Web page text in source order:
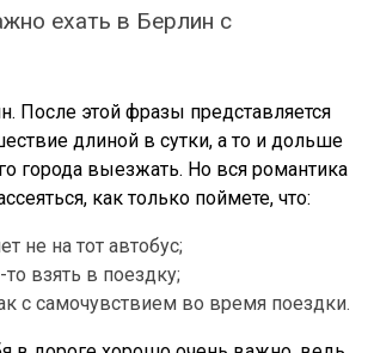
ехать в Берлин с
После этой фразы представляется
длиной в сутки, а то и дольше
города выезжать. Но вся романтика
как только поймете, что:
не на тот автобус;
взять в поездку;
с самочувствием во время поездки.